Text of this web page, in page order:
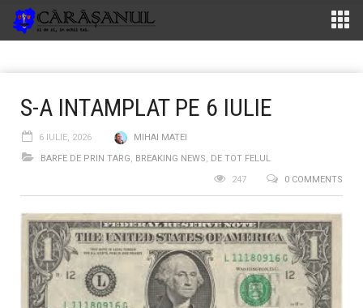
S-A INTAMPLAT PE 6 IULIE
6 IULIE, 2026
MIHAI MATEI
BARFE DE PRIN TARG, BREAKING NEWS, DE TOT FELUL
0 COMMENTS
247